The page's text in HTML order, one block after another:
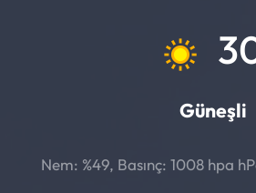
Güneşli
Nem: %49, Basınç: 1008 hpa